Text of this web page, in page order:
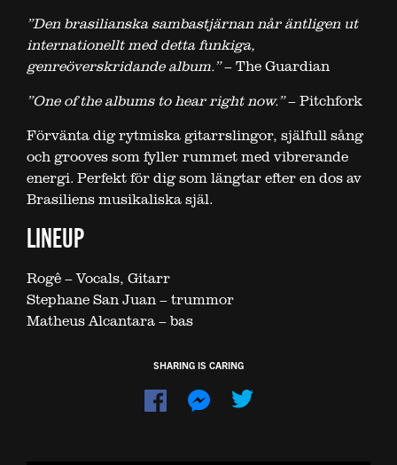
”Den brasilianska sambastjärnan når äntligen ut
internationellt med detta funkiga,
genreöverskridande album.”– The Guardian
”One of the albums to hear right now.”– Pitchfork
Förvänta dig rytmiska gitarrslingor, själfull sång
och grooves som fyller rummet med vibrerande
energi. Perfekt för dig som längtar efter en dos av
Brasiliens musikaliska själ.
LINEUP
Rogê – Vocals, Gitarr
Stephane San Juan – trummor
Matheus Alcantara – bas
SHARING IS CARING
Dela
Dela